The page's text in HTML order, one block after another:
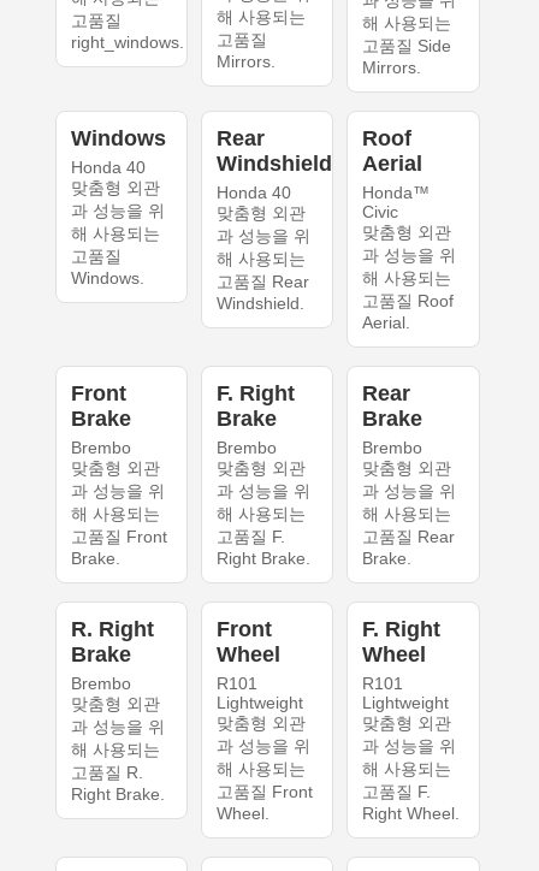
고품질
right_windows.
해 사용되는
고품질
Mirrors.
해 사용되는
고품질 Side
Mirrors.
Windows
Honda 40
맞춤형 외관
과 성능을 위
해 사용되는
고품질
Windows.
Rear
Windshield
Honda 40
맞춤형 외관
과 성능을 위
해 사용되는
고품질 Rear
Windshield.
Roof
Aerial
Honda™
Civic
맞춤형 외관
과 성능을 위
해 사용되는
고품질 Roof
Aerial.
Front
Brake
Brembo
맞춤형 외관
과 성능을 위
해 사용되는
고품질 Front
Brake.
F. Right
Brake
Brembo
맞춤형 외관
과 성능을 위
해 사용되는
고품질 F.
Right Brake.
Rear
Brake
Brembo
맞춤형 외관
과 성능을 위
해 사용되는
고품질 Rear
Brake.
R. Right
Brake
Brembo
맞춤형 외관
과 성능을 위
해 사용되는
고품질 R.
Right Brake.
Front
Wheel
R101
Lightweight
맞춤형 외관
과 성능을 위
해 사용되는
고품질 Front
Wheel.
F. Right
Wheel
R101
Lightweight
맞춤형 외관
과 성능을 위
해 사용되는
고품질 F.
Right Wheel.